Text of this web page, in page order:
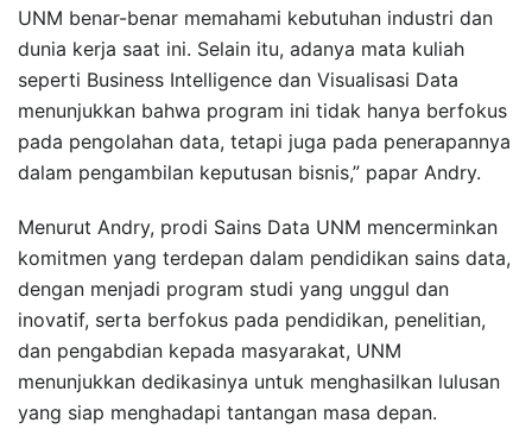
UNM benar-benar memahami kebutuhan industri dan
dunia kerja saat ini. Selain itu, adanya mata kuliah
seperti Business Intelligence dan Visualisasi Data
menunjukkan bahwa program ini tidak hanya berfokus
pada pengolahan data, tetapi juga pada penerapannya
dalam pengambilan keputusan bisnis,” papar Andry.
Menurut Andry, prodi Sains Data UNM mencerminkan
komitmen yang terdepan dalam pendidikan sains data,
dengan menjadi program studi yang unggul dan
inovatif, serta berfokus pada pendidikan, penelitian,
dan pengabdian kepada masyarakat, UNM
menunjukkan dedikasinya untuk menghasilkan lulusan
yang siap menghadapi tantangan masa depan.